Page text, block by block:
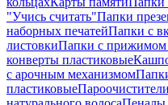
"Учись считать"Папки
наборных печатейПапки с
листовкиПапки с
конверты пластиковые
с арочным механизмом
пластиковыеПароочистители